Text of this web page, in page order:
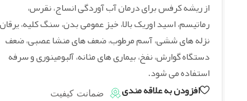
از ریشه کرفس برای درمان آب آوردگی انساج، نقرس،
رماتیسم، اسید اوریک بالا، خیز عمومی بدن، سنگ کلیه،
نزله های ششی، آسم مرطوب، ضعف های منشا عصبی، ضعف
دستگاه گوارش، نفخ، بیماری های مثانه، آلبومینوری و سرفه
استفاده می شود.
افزودن به علاقه مندی
ضمانت کیفیت